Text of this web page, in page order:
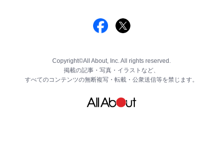
Copyright©All About, Inc. All rights reserved.
掲載の記事・写真・イラストなど、
すべてのコンテンツの無断複写・転載・公衆送信等を禁じます。